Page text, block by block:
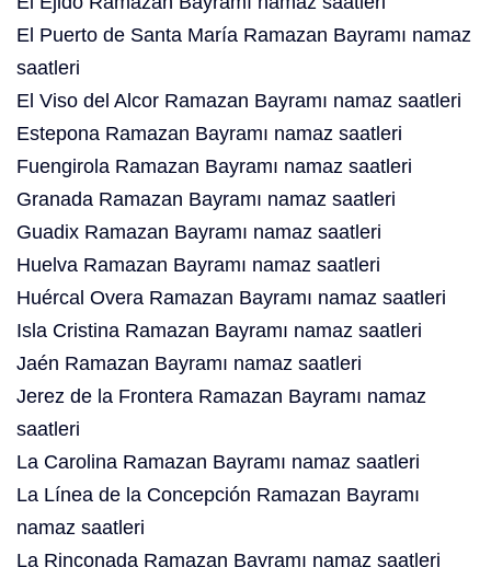
El Puerto de Santa María Ramazan Bayramı namaz
saatleri
El Viso del Alcor Ramazan Bayramı namaz saatleri
Estepona Ramazan Bayramı namaz saatleri
Fuengirola Ramazan Bayramı namaz saatleri
Granada Ramazan Bayramı namaz saatleri
Guadix Ramazan Bayramı namaz saatleri
Huelva Ramazan Bayramı namaz saatleri
Huércal Overa Ramazan Bayramı namaz saatleri
Isla Cristina Ramazan Bayramı namaz saatleri
Jaén Ramazan Bayramı namaz saatleri
Jerez de la Frontera Ramazan Bayramı namaz
saatleri
La Carolina Ramazan Bayramı namaz saatleri
La Línea de la Concepción Ramazan Bayramı
namaz saatleri
La Rinconada Ramazan Bayramı namaz saatleri